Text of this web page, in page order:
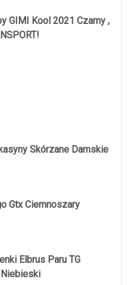
GIMI Kool 2021 Czarny ,
Skórzane Damskie
Gtx Ciemnoszary
Elbrus Paru TG